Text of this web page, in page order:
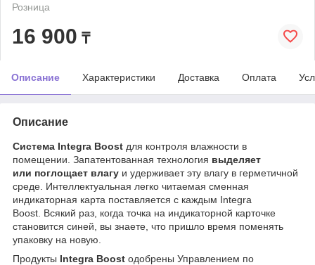
Розница
16 900 ₸
Описание Характеристики Доставка Оплата
Описание
Система Integra Boost для контроля влажности в
помещении. Запатентованная технология выделяет
или поглощает влагу и удерживает эту влагу в герметичной
среде. Интеллектуальная легко читаемая сменная
индикаторная карта поставляется с каждым Integra
Boost. Всякий раз, когда точка на индикаторной карточке
становится синей, вы знаете, что пришло время поменять
упаковку на новую.
Продукты Integra Boost одобрены Управлением по